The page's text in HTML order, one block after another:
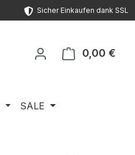
Sicher Einkaufen dank SSL
0,00 €
SALE